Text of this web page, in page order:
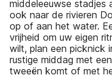
middeleeuwse stadjes
ook naar de rivieren
op of aan het water.
vrijheid om uw eigen
wilt, plan een picknick
rustige middag met
tweeën komt of met